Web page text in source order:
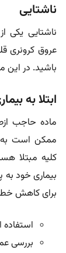
ناشتایی
ناشتایی یکی
باشید. در این
ابتلا به
ماده حاجب
ممکن است به
کلیه مبتلا
بیماری خود
برای کاهش
بررسی